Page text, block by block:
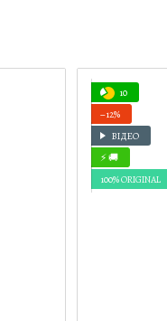
10
−12%
ВІДЕО
⚡ 🚚
100% ORIGINAL